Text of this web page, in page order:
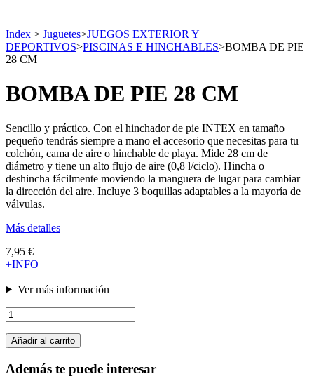
Index > Juguetes>JUEGOS EXTERIOR Y
DEPORTIVOS>PISCINAS E HINCHABLES>BOMBA DE PIE
28 CM
BOMBA DE PIE 28 CM
Sencillo y práctico. Con el hinchador de pie INTEX en tamaño
pequeño tendrás siempre a mano el accesorio que necesitas para tu
colchón, cama de aire o hinchable de playa. Mide 28 cm de
diámetro y tiene un alto flujo de aire (0,8 l/ciclo). Hincha o
deshincha fácilmente moviendo la manguera de lugar para cambiar
la dirección del aire. Incluye 3 boquillas adaptables a la mayoría de
válvulas.
Más detalles
7,95 €
+INFO
Ver más información
Añadir al carrito
Además te puede interesar